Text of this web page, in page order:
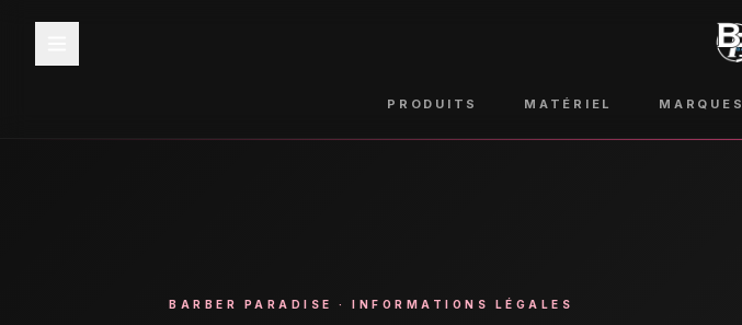
PRODUITS MATÉRIEL MARQUES
BARBER PARADISE · INFORMATIONS LÉGALES